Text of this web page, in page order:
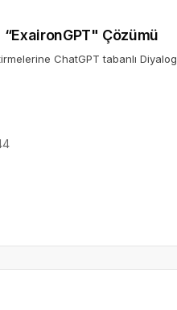
Çözümü
ChatGPT tabanlı Diyalog